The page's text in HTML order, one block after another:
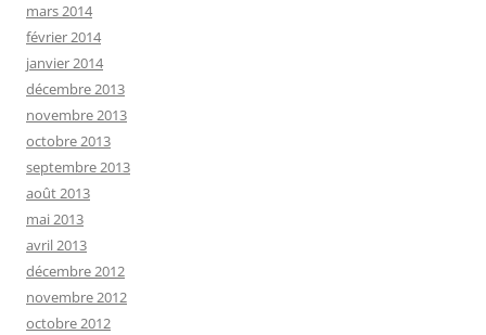
mars 2014
février 2014
janvier 2014
décembre 2013
novembre 2013
octobre 2013
septembre 2013
août 2013
mai 2013
avril 2013
décembre 2012
novembre 2012
octobre 2012